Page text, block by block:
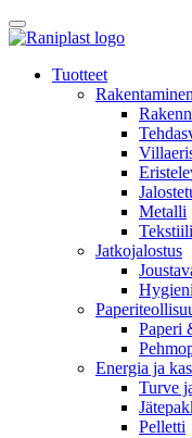
Skip
to
Tuotteet
Rakentaminen
Metalli
Jatkojalostus
Paperi
Energia ja
Turve
Pelletti